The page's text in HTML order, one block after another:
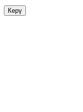
Керү